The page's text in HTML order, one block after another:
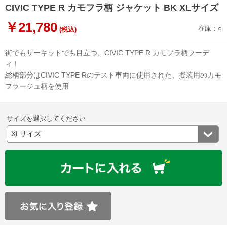
CIVIC TYPE R カモフラ柄 ジャケット BK XLサイズ
￥21,780 (税込) 在庫：○
街でもサーキットでも目立つ、CIVIC TYPE R カモフラ柄フーデ
ィ！
総柄部分はCIVIC TYPE Rのテスト車両に使用された、擬装用のカモ
フラージュ柄を使用
サイズを選択してください